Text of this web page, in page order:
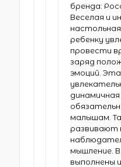
бренда:
Веселая и
ребенку
провести
заряд
эмоций.
динамичная
малышам.
развивают
мышление.
выполнены